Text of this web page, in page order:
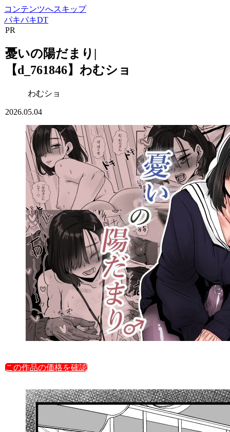
コンテンツへスキップ
パキパキDT
PR
憂いの陽だまり|
【d_761846】わむショ
わむショ
2026.05.04
この作品の価格を確認